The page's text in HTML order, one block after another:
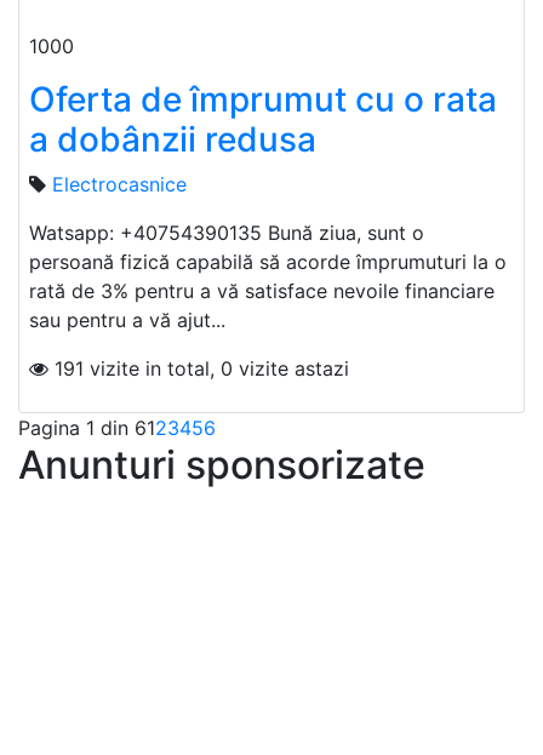
1000
Oferta de împrumut cu o rata
a dobânzii redusa
Electrocasnice
Watsapp: +40754390135 Bună ziua, sunt o
persoană fizică capabilă să acorde împrumuturi la o
rată de 3% pentru a vă satisface nevoile financiare
sau pentru a vă ajut...
191 vizite in total, 0 vizite astazi
Pagina 1 din 6123456
Anunturi sponsorizate